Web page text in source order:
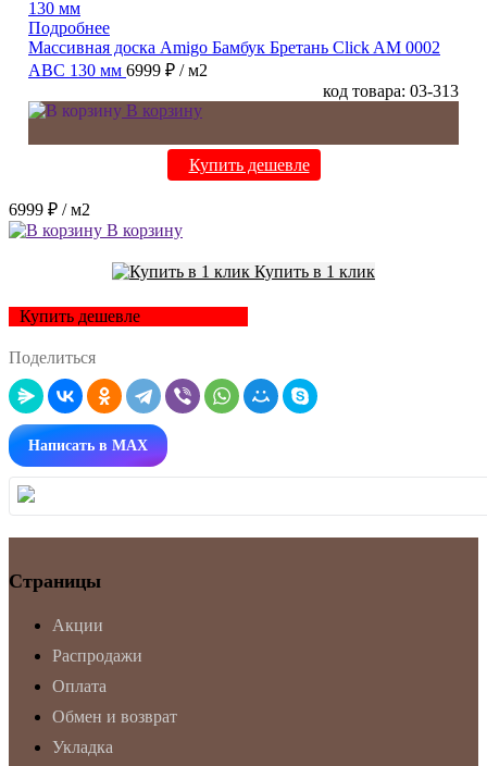
Подробнее
Массивная доска Amigo Бамбук Бретань Click AM 0002
ABC 130 мм 6999 ₽ / м2
код товара: 03-313
В корзину
Купить дешевле
6999 ₽ / м2
В корзину
Купить в 1 клик
Купить дешевле
Поделиться
Написать в MAX
Страницы
Акции
Распродажи
Оплата
Обмен и возврат
Укладка